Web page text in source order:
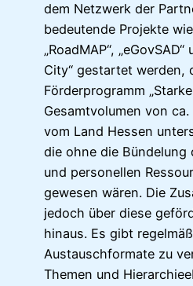
dem Netzwerk der
bedeutende Projekte
„RoadMAP“,
City“ gestartet werden,
Förderprogramm
Gesamtvolumen von
vom Land Hessen
die ohne die Bündelung
und personellen
gewesen wären. Die
jedoch über diese
hinaus. Es gibt
Austauschformate zu
Themen und